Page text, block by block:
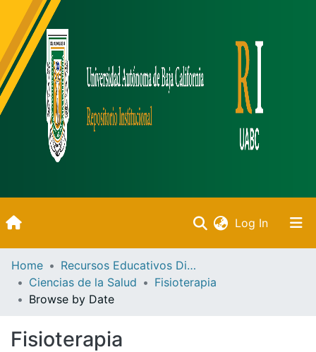
Log In(current)
Inicio
Communities & Collections
Home
Recursos Educativos Digitales
Ciencias de la Salud
Fisioterapia
Browse by Date
Fisioterapia